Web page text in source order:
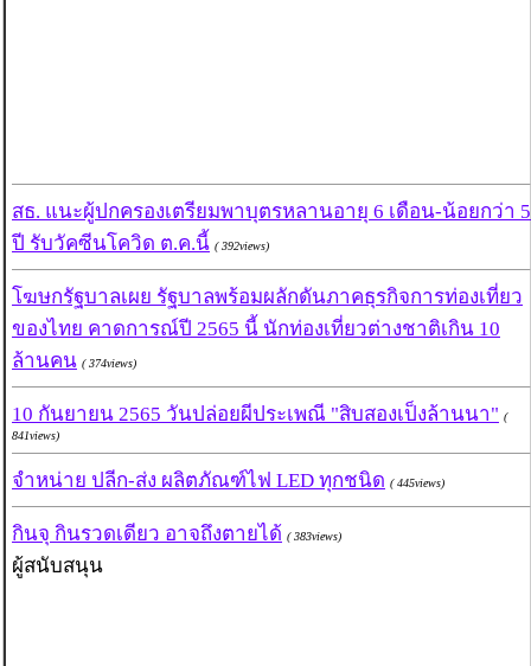
สธ. แนะผู้ปกครองเตรียมพาบุตรหลานอายุ 6 เดือน-น้อยกว่า 5
ปี รับวัคซีนโควิด ต.ค.นี้ ( 392views)
โฆษกรัฐบาลเผย รัฐบาลพร้อมผลักดันภาคธุรกิจการท่องเที่ยว
ของไทย คาดการณ์ปี 2565 นี้ นักท่องเที่ยวต่างชาติเกิน 10
ล้านคน ( 374views)
10 กันยายน 2565 วันปล่อยผีประเพณี "สิบสองเป็งล้านนา" (
841views)
จำหน่าย ปลีก-ส่ง ผลิตภัณฑ์ไฟ LED ทุกชนิด ( 445views)
กินจุ กินรวดเดียว อาจถึงตายได้ ( 383views)
ผู้สนับสนุน